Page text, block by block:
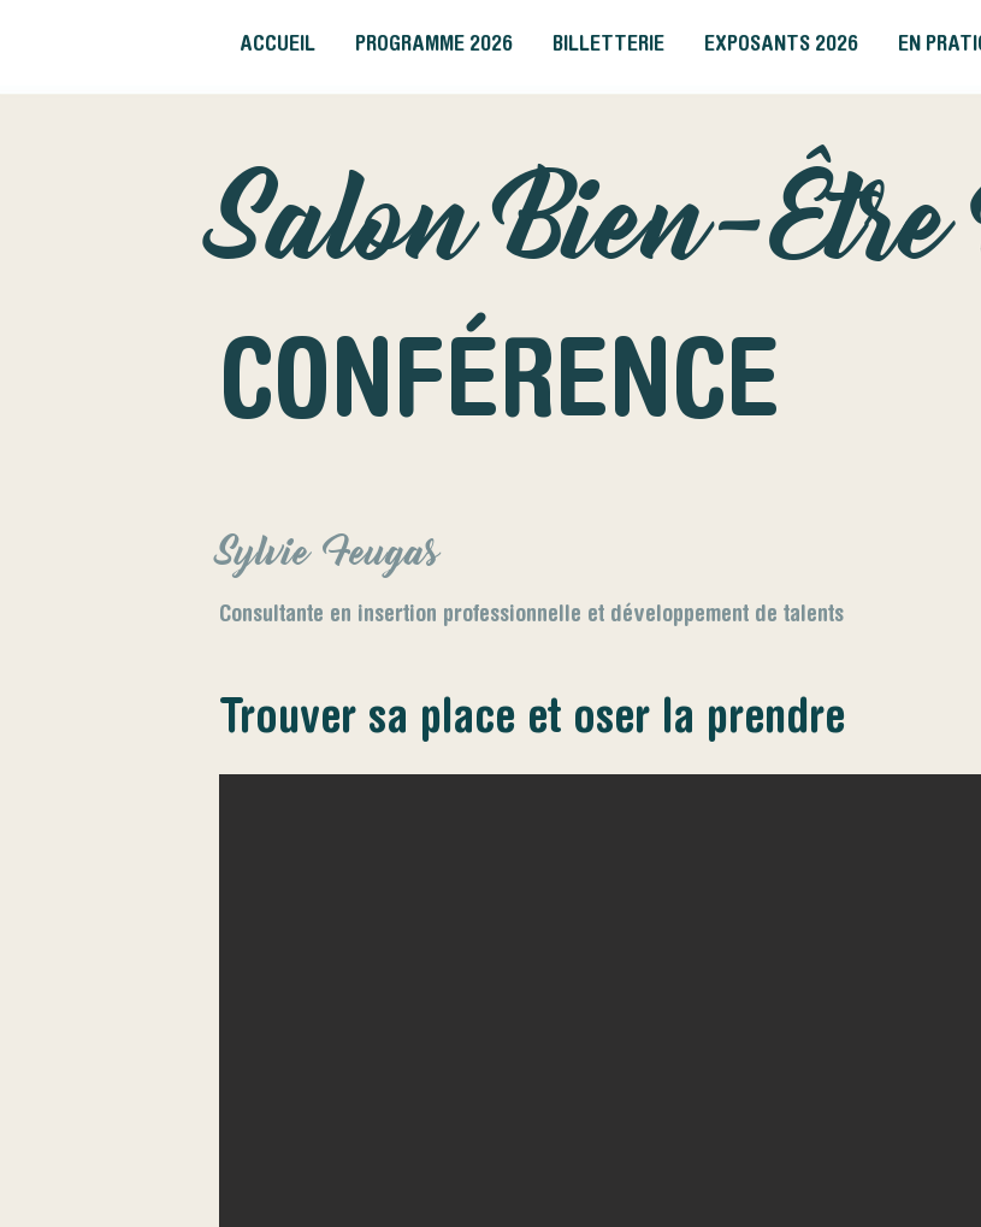
ACCUEIL PROGRAMME 2026 BILLETTERIE EXPOSANTS 2026 EN
Salon Bien-Être
CONFÉRENCE
Sylvie Feugas
Consultante en insertion professionnelle et développement de talents
Trouver sa place et oser la prendre